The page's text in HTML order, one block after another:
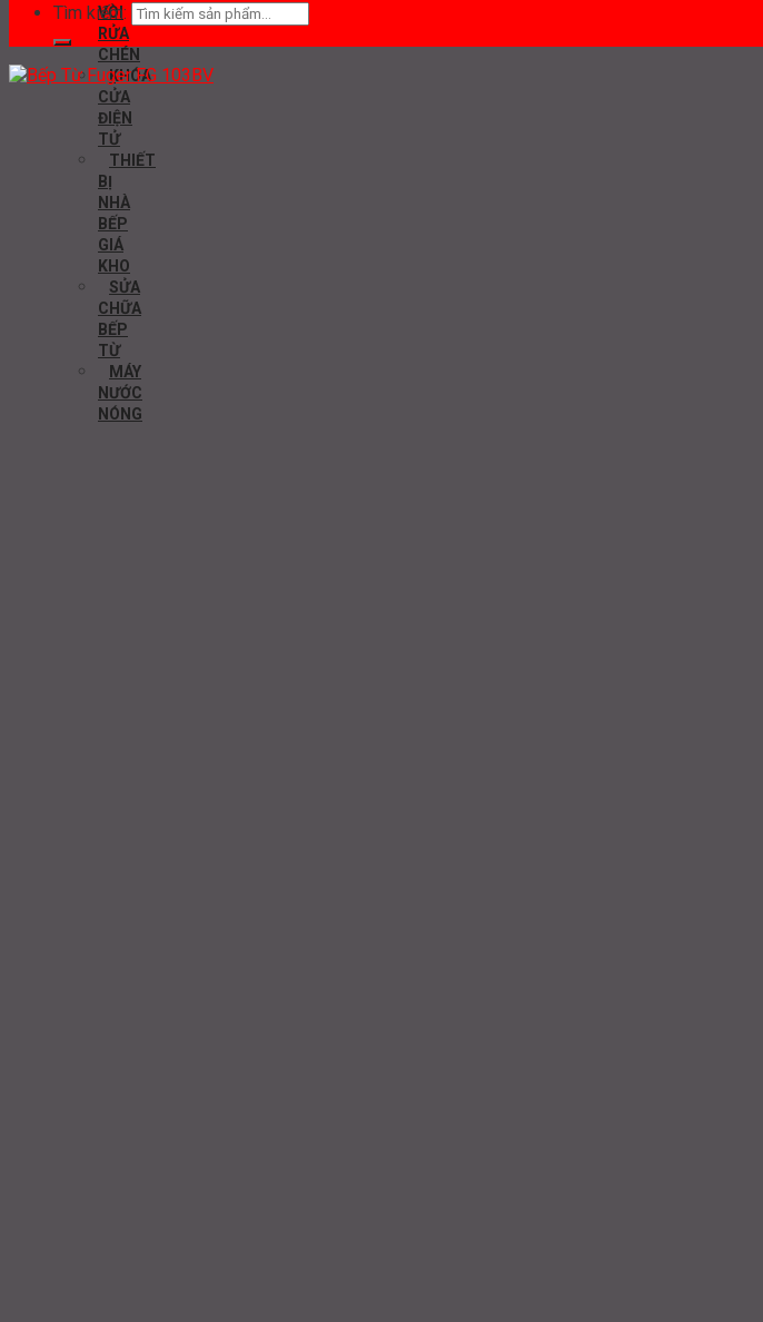
VÒI
RỬA
CHÉN
KHÓA
CỬA
ĐIỆN
TỬ
THIẾT
BỊ
NHÀ
BẾP
GIÁ
KHO
SỬA
CHỮA
BẾP
TỪ
MÁY
NƯỚC
NÓNG
Tìm kiếm: